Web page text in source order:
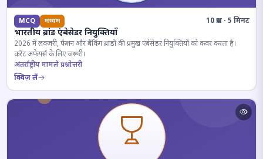
MCQ मध्यम 10 प्रश्न · 5 मिनट
भारतीय ब्रांड एंबेसेडर नियुक्तियाँ
2026 में लक्जरी, फैशन और बैंकिंग ब्रांडों की प्रमुख एंबेसेडर नियुक्तियों को कवर करता है।
करेंट अफेयर्स के लिए जरूरी।
अंतर्राष्ट्रीय मामले प्रश्नोत्तरी
क्विज़ लें